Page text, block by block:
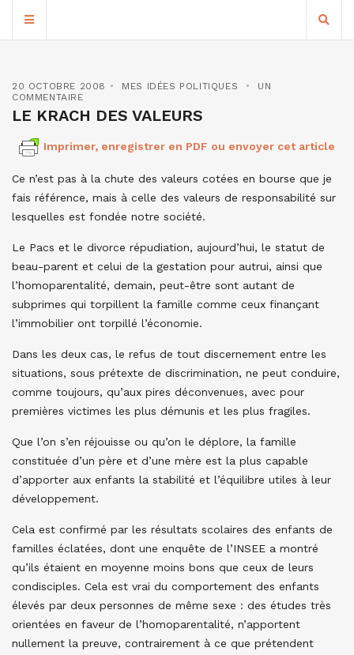
20 OCTOBRE 2008 MES IDÉES POLITIQUES
UN
COMMENTAIRE
LE KRACH DES VALEURS
Imprimer, enregistrer en PDF ou envoyer cet article
Ce n’est pas à la chute des valeurs cotées en bourse que je
fais référence, mais à celle des valeurs de responsabilité sur
lesquelles est fondée notre société.
Le Pacs et le divorce répudiation, aujourd’hui, le statut de
beau-parent et celui de la gestation pour autrui, ainsi que
l’homoparentalité, demain, peut-être sont autant de
subprimes qui torpillent la famille comme ceux finançant
l’immobilier ont torpillé l’économie.
Dans les deux cas, le refus de tout discernement entre les
situations, sous prétexte de discrimination, ne peut conduire,
comme toujours, qu’aux pires déconvenues, avec pour
premières victimes les plus démunis et les plus fragiles.
Que l’on s’en réjouisse ou qu’on le déplore, la famille
constituée d’un père et d’une mère est la plus capable
d’apporter aux enfants la stabilité et l’équilibre utiles à leur
développement.
Cela est confirmé par les résultats scolaires des enfants de
familles éclatées, dont une enquête de l’INSEE a montré
qu’ils étaient en moyenne moins bons que ceux de leurs
condisciples. Cela est vrai du comportement des enfants
élevés par deux personnes de même sexe : des études très
orientées en faveur de l’homoparentalité, n’apportent
nullement la preuve, contrairement à ce que prétendent